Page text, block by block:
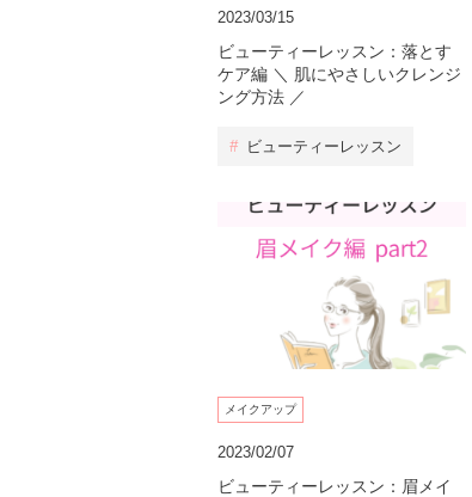
2023/03/15
ビューティーレッスン：落とす
ケア編 ＼ 肌にやさしいクレンジ
ング方法 ／
# ビューティーレッスン
メイクアップ
2023/02/07
ビューティーレッスン：眉メイ